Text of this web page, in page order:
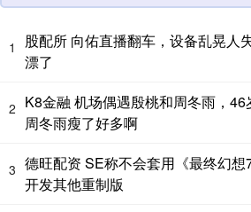
1
股配所 向佑直播翻车，设备乱晃人
漂了
2 K8金融 机场偶遇殷桃和周冬雨，46
周冬雨瘦了好多啊
3 德旺配资 SE称不会套用《最终幻
开发其他重制版